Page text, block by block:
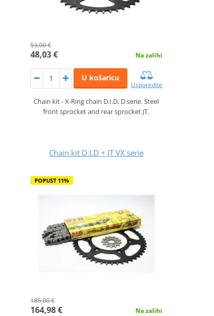
53,00 €
48,03 € Na zalihi
U košaricu
Usporedite
Chain kit - X-Ring chain D.I.D, D serie. Steel
front sprocket and rear sprocket JT.
Chain kit D.I.D + JT VX serie
POPUST 11%
185,00 €
164,98 € Na zalihi